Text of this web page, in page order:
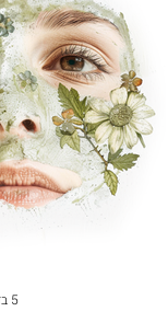
5 בדצמ׳ 2022